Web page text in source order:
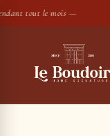
tout le mois —